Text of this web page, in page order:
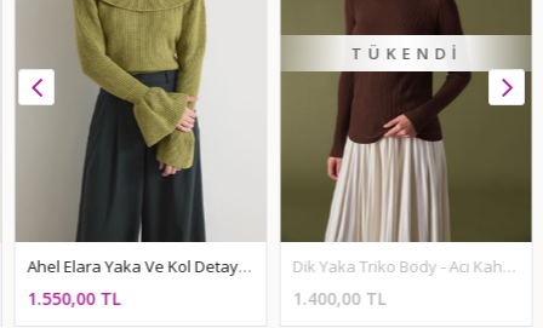
Ahel Elara Yaka Ve Kol Detaylı Triko Kazak-Çağla
1.550,00 TL
TÜKENDI
Dik Yaka Triko Body - Acı Kahve
1.400,00 TL